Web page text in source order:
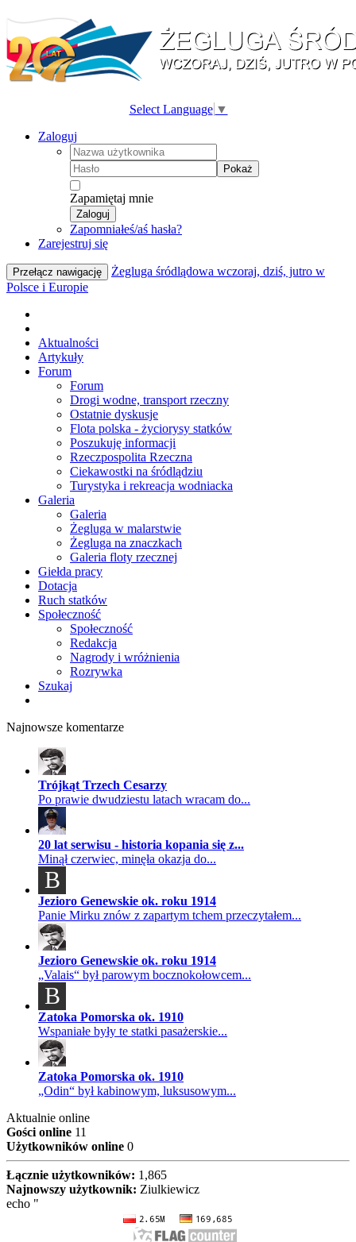
Select Language ▼
Zaloguj
Pokaż
Zapamiętaj mnie
Zaloguj
Zapomniałeś/aś hasła?
Zarejestruj się
Przełącz nawigację
Żegluga śródlądowa wczoraj, dziś, jutro w
Polsce i Europie
Aktualności
Artykuły
Forum
Forum
Drogi wodne, transport rzeczny
Ostatnie dyskusje
Flota polska - życiorysy statków
Poszukuję informacji
Rzeczpospolita Rzeczna
Ciekawostki na śródlądziu
Turystyka i rekreacja wodniacka
Galeria
Galeria
Żegluga w malarstwie
Żegluga na znaczkach
Galeria floty rzecznej
Giełda pracy
Dotacja
Ruch statków
Społeczność
Społeczność
Redakcja
Nagrody i wróżnienia
Rozrywka
Szukaj
Najnowsze komentarze
Trójkąt Trzech Cesarzy
Po prawie dwudziestu latach wracam do...
20 lat serwisu - historia kopania się z...
Minął czerwiec, minęła okazja do...
B
Jezioro Genewskie ok. roku 1914
Panie Mirku znów z zapartym tchem przeczytałem...
Jezioro Genewskie ok. roku 1914
„Valais“ był parowym bocznokołowcem...
B
Zatoka Pomorska ok. 1910
Wspaniałe były te statki pasażerskie...
Zatoka Pomorska ok. 1910
„Odin“ był kabinowym, luksusowym...
Aktualnie online
Gości online 11
Użytkowników online 0
Łącznie użytkowników: 1,865
Najnowszy użytkownik: Ziulkiewicz
echo "